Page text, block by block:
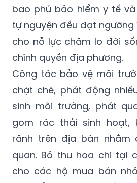
bao phủ bảo hiểm y tế
tự nguyện đều đạt ngưỡng
cho nỗ lực chăm lo đời
chính quyền địa phương.
Công tác bảo vệ môi
chặt chẽ, phát động
sinh môi trường, phát
gom rác thải sinh hoạt,
rãnh trên địa bàn nhằm
quan. Bỏ thu hoa chi tại
cho các hộ mua bán